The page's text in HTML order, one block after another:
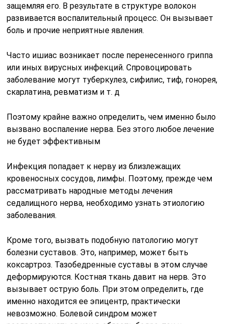
защемляя его. В результате в структуре волокон
развивается воспалительный процесс. Он вызывает
боль и прочие неприятные явления.
Часто ишиас возникает после перенесенного гриппа
или иных вирусных инфекций. Спровоцировать
заболевание могут туберкулез, сифилис, тиф, гонорея,
скарлатина, ревматизм и т. д
Поэтому крайне важно определить, чем именно было
вызвано воспаление нерва. Без этого любое лечение
не будет эффективным
Инфекция попадает к нерву из близлежащих
кровеносных сосудов, лимфы. Поэтому, прежде чем
рассматривать народные методы лечения
седалищного нерва, необходимо узнать этиологию
заболевания.
Кроме того, вызвать подобную патологию могут
болезни суставов. Это, например, может быть
коксартроз. Тазобедренные суставы в этом случае
деформируются. Костная ткань давит на нерв. Это
вызывает острую боль. При этом определить, где
именно находится ее эпицентр, практически
невозможно. Болевой синдром может